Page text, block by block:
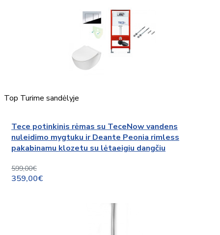
Top Turime sandėlyje
Tece potinkinis rėmas su TeceNow vandens
nuleidimo mygtuku ir Deante Peonia rimless
pakabinamu klozetu su lėtaeigiu dangčiu
599,00€
359,00€